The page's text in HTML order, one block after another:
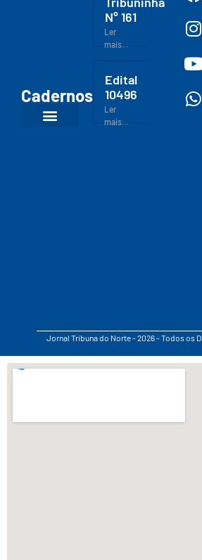
Cadernos
N° 161
Ler
mais...
Edital
10496
Ler
mais...
Jornal Tribuna do Norte - 2026 - Todos os